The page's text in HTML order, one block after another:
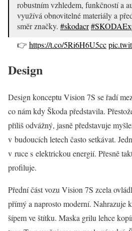
robustním vzhledem, funkčností a
využívá obnovitelné materiály a
směr značky. #skodacr
👉 https://t.co/5Ri6H6U5cc
— skoda.cz (@skodacz)
Design
Design konceptu Vision 7S se řadí
co nám kdy Škoda představila.
příliš odvážný, jasně představuje
v budoucích letech často setkávat.
v ruce s elektrickou energií. Přesně
profiluje.
Přední část vozu Vision 7S zcela
přímý a naprosto moderní. Nahrazuje
šípem ve štítku. Maska grilu lehce